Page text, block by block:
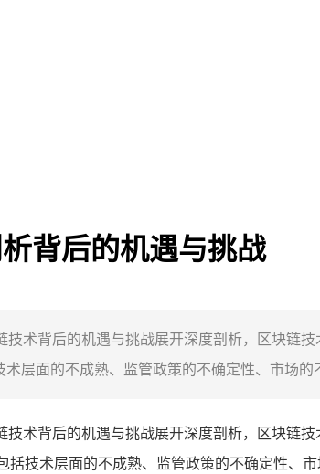
背后的机遇与挑战
术背后的机遇与挑战展开深度剖析，区块链
层面的不成熟、监管政策的不确定性、市场
术背后的机遇与挑战展开深度剖析，区块链
技术层面的不成熟、监管政策的不确定性、